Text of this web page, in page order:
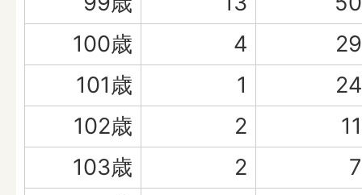
100歳
4
29
101歳
1
24
102歳
2
11
103歳
2
7